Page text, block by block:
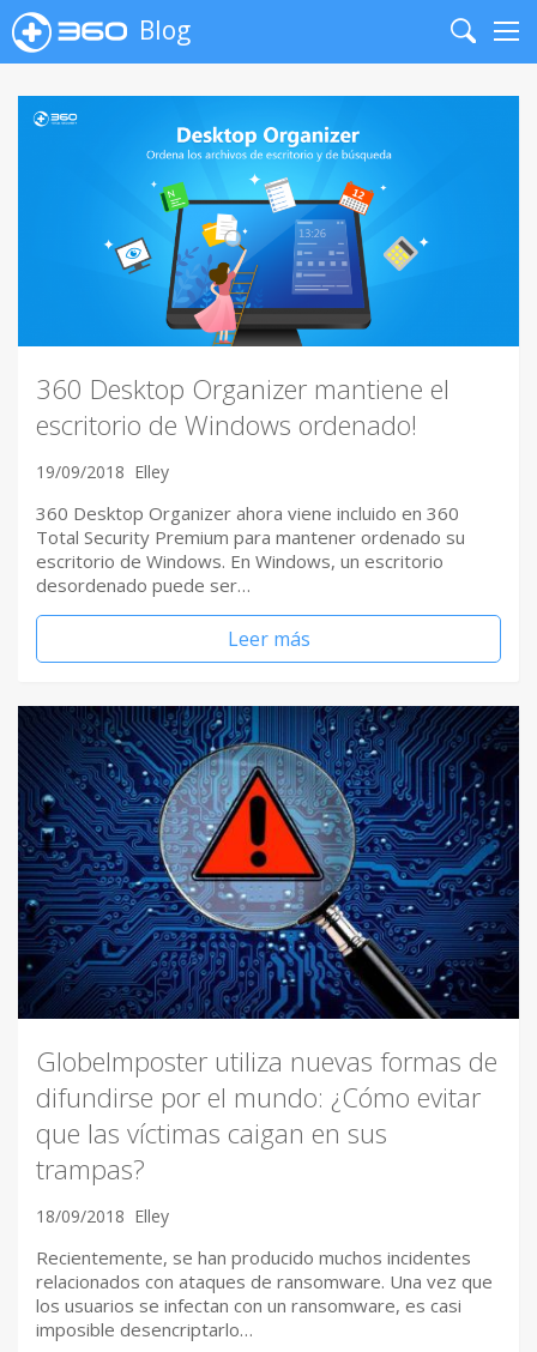
Blog
Search
360 Desktop Organizer mantiene el
escritorio de Windows ordenado!
19/09/2018 Elley
360 Desktop Organizer ahora viene incluido en 360
Total Security Premium para mantener ordenado su
escritorio de Windows. En Windows, un escritorio
desordenado puede ser…
Leer más
GlobeImposter utiliza nuevas formas de
difundirse por el mundo: ¿Cómo evitar
que las víctimas caigan en sus
trampas?
18/09/2018 Elley
Recientemente, se han producido muchos incidentes
relacionados con ataques de ransomware. Una vez que
los usuarios se infectan con un ransomware, es casi
imposible desencriptarlo…